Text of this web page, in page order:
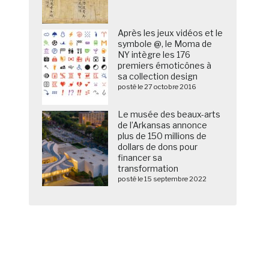
Après les jeux vidéos et le
symbole @, le Moma de
NY intègre les 176
premiers émoticônes à
sa collection design
posté le 27 octobre 2016
Le musée des beaux-arts
de l’Arkansas annonce
plus de 150 millions de
dollars de dons pour
financer sa
transformation
posté le 15 septembre 2022